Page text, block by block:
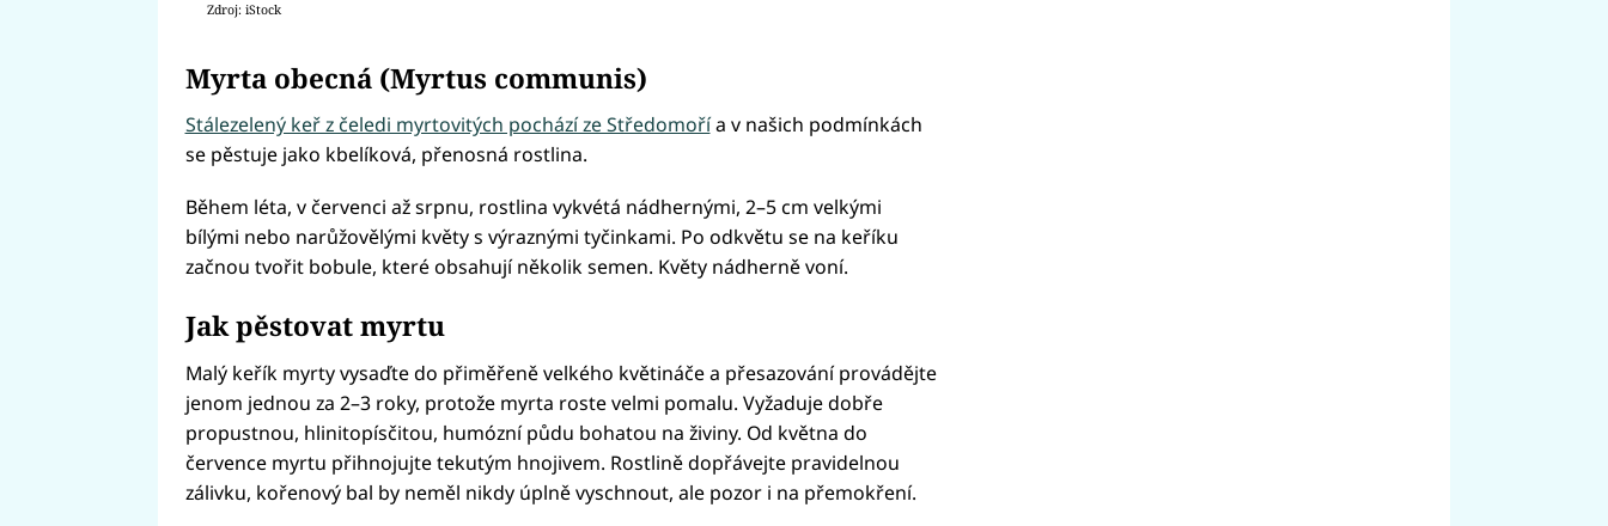
Zdroj: iStock
Myrta obecná (Myrtus communis)
Stálezelený keř z čeledi myrtovitých pochází ze Středomořía v našich podmínkách
se pěstuje jako kbelíková, přenosná rostlina.
Během léta, v červenci až srpnu, rostlina vykvétá nádhernými, 2–5 cm velkými
bílými nebo narůžovělými květy s výraznými tyčinkami. Po odkvětu se na keříku
začnou tvořit bobule, které obsahují několik semen. Květy nádherně voní.
Jak pěstovat myrtu
Malý keřík myrty vysaďte do přiměřeně velkého květináče a přesazování provádějte
jenom jednou za 2–3 roky, protože myrta roste velmi pomalu. Vyžaduje dobře
propustnou, hlinitopísčitou, humózní půdu bohatou na živiny. Od května do
července myrtu přihnojujte tekutým hnojivem. Rostlině dopřávejte pravidelnou
zálivku, kořenový bal by neměl nikdy úplně vyschnout, ale pozor i na přemokření.